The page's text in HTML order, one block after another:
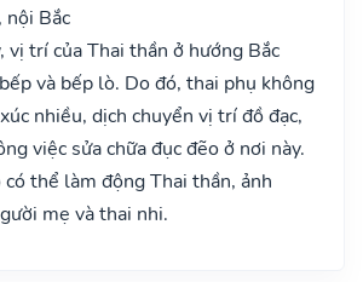
nội Bắc
vị trí của Thai thần ở hướng Bắc
và bếp lò. Do đó, thai phụ không
nhiều, dịch chuyển vị trí đồ đạc,
việc sửa chữa đục đẽo ở nơi này.
thể làm động Thai thần, ảnh
mẹ và thai nhi.